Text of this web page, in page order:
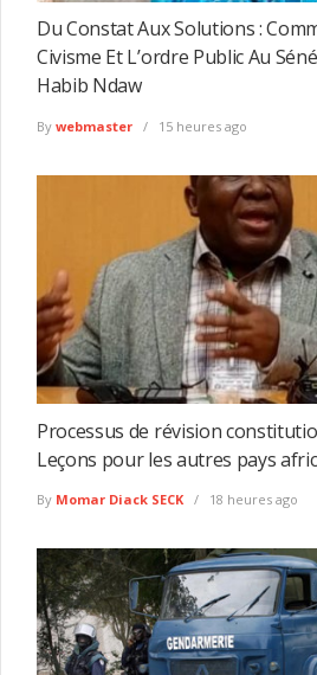
Du Constat Aux Solutions :
Civisme Et L’ordre Public Au
Habib Ndaw
By webmaster 15 heures ago
Processus de révision
Leçons pour les autres pays
By Momar Diack SECK 18 heures ago